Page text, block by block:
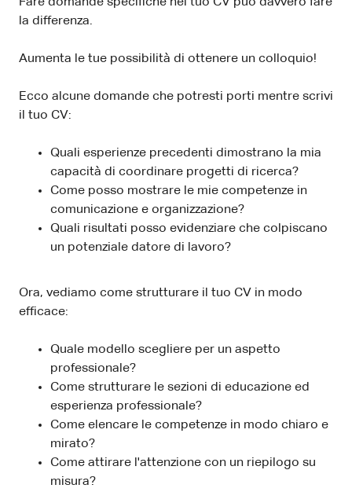
la differenza.
Aumenta le tue possibilità di ottenere un colloquio!
Ecco alcune domande che potresti porti mentre scrivi
il tuo CV:
Quali esperienze precedenti dimostrano la mia
capacità di coordinare progetti di ricerca?
Come posso mostrare le mie competenze in
comunicazione e organizzazione?
Quali risultati posso evidenziare che colpiscano
un potenziale datore di lavoro?
Ora, vediamo come strutturare il tuo CV in modo
efficace:
Quale modello scegliere per un aspetto
professionale?
Come strutturare le sezioni di educazione ed
esperienza professionale?
Come elencare le competenze in modo chiaro e
mirato?
Come attirare l'attenzione con un riepilogo su
misura?